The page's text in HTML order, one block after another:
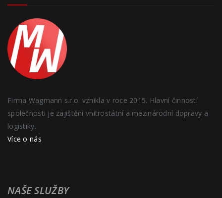
Firma Wagmann s.r.o. vznikla v roce 2015. Hlavní činností
společnosti je zajištění vnitrostátní a mezinárodní dopravy a
logistiky.
Více o nás
NAŠE SLUŽBY